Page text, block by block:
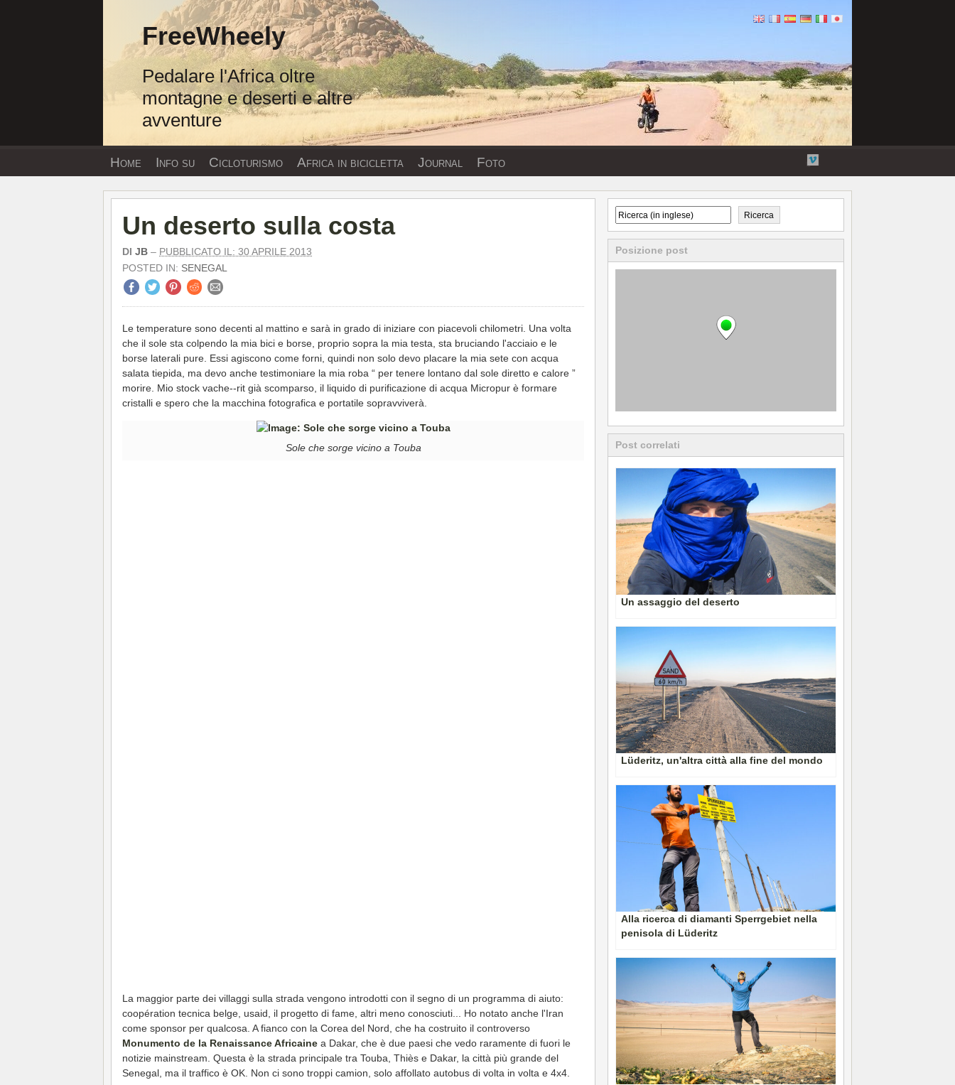
FreeWheely
Pedalare l'Africa oltre
montagne e deserti e altre
avventure
Home Info su Cicloturismo Africa in bicicletta Journal Foto
Collegamenti
Vimeo
Un deserto sulla costa
DI JB – PUBBLICATO IL: 30 APRILE 2013
POSTED IN: SENEGAL
Le temperature sono decenti al mattino e sarà in grado di iniziare con piacevoli chilometri. Una volta
che il sole sta colpendo la mia bici e borse, proprio sopra la mia testa, sta bruciando l'acciaio e le
borse laterali pure. Essi agiscono come forni, quindi non solo devo placare la mia sete con acqua
salata tiepida, ma devo anche testimoniare la mia roba “ per tenere lontano dal sole diretto e calore ”
morire. Mio stock vache--rit già scomparso, il liquido di purificazione di acqua Micropur è formare
cristalli e spero che la macchina fotografica e portatile sopravviverà.
Sole che sorge vicino a Touba
La maggior parte dei villaggi sulla strada vengono introdotti con il segno di un programma di aiuto:
coopération tecnica belge, usaid, il progetto di fame, altri meno conosciuti... Ho notato anche l'Iran
come sponsor per qualcosa. A fianco con la Corea del Nord, che ha costruito il controverso
Monumento de la Renaissance Africaine a Dakar, che è due paesi che vedo raramente di fuori le
notizie mainstream. Questa è la strada principale tra Touba, Thiès e Dakar, la città più grande del
Senegal, ma il traffico è OK. Non ci sono troppi camion, solo affollato autobus di volta in volta e 4x4.
Ricerca
Posizione post
Post correlati
Un assaggio del deserto
Lüderitz, un'altra città alla fine del mondo
Alla ricerca di diamanti Sperrgebiet nella
penisola di Lüderitz